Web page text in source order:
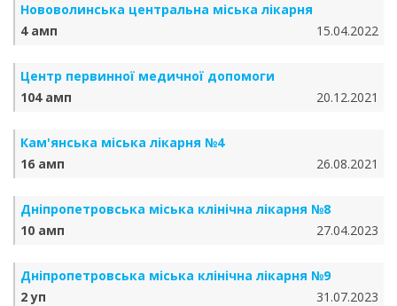
Нововолинська центральна міська лікарня
4 амп
15.04.2022
Центр первинної медичної допомоги
104 амп
20.12.2021
Кам'янська міська лікарня №4
16 амп
26.08.2021
Дніпропетровська міська клінічна лікарня №8
10 амп
27.04.2023
Дніпропетровська міська клінічна лікарня №9
2 уп
31.07.2023